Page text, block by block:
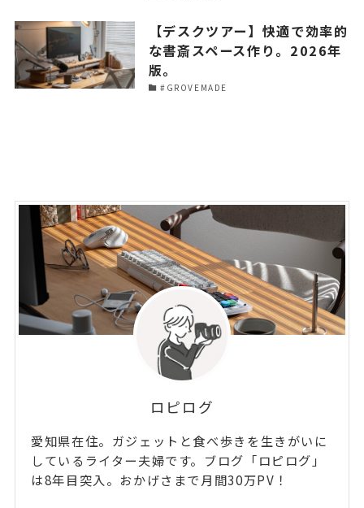
【デスクツアー】快適で効率的
な書斎スペース作り。2026年
版。
#GROVEMADE
ロピログ
愛知県在住。ガジェットと食べ歩きを生きがいに
しているライター夫婦です。ブログ「ロピログ」
は8年目突入。おかげさまで月間30万PV！